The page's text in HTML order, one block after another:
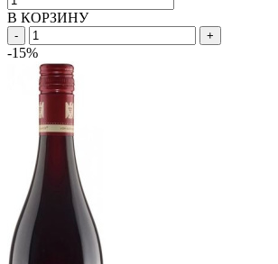
В КОРЗИНУ
- +
-15%